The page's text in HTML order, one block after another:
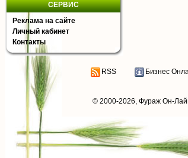
СЕРВИС
Реклама на сайте
Личный кабинет
Контакты
RSS Бизнес
© 2000-2026, Фураж Он-